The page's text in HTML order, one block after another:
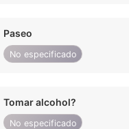
Paseo
No especificado
Tomar alcohol?
No especificado